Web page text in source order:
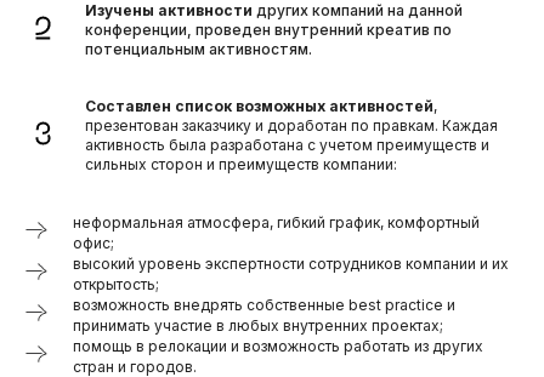
Изучены активности других компаний на данной
конференции, проведен внутренний креатив по
потенциальным активностям.
Составлен список возможных активностей,
презентован заказчику и доработан по правкам. Каждая
активность была разработана с учетом преимуществ и
сильных сторон и преимуществ компании:
неформальная атмосфера, гибкий график, комфортный
офис;
высокий уровень экспертности сотрудников компании и их
открытость;
возможность внедрять собственные best practice и
принимать участие в любых внутренних проектах;
помощь в релокации и возможность работать из других
стран и городов.
участников конференции
разнообразных активностей
проводились на стенде
компании
>400
9